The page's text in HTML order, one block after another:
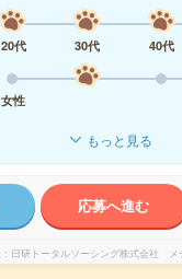
20代
30代 40代
女性
もっと見る
応募へ進む
日研トータルソーシング株式会社 メ